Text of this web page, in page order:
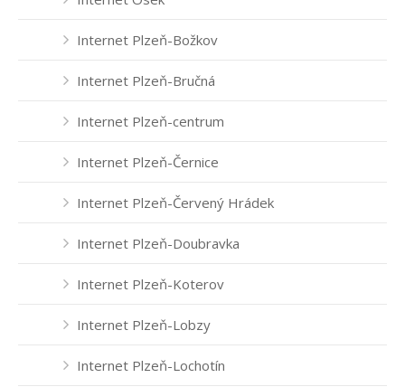
Internet Plzeň-Božkov
Internet Plzeň-Bručná
Internet Plzeň-centrum
Internet Plzeň-Černice
Internet Plzeň-Červený Hrádek
Internet Plzeň-Doubravka
Internet Plzeň-Koterov
Internet Plzeň-Lobzy
Internet Plzeň-Lochotín